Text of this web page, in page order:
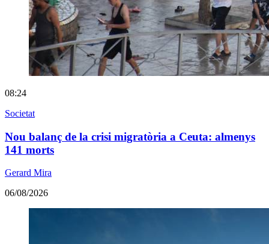
08:24
Societat
Nou balanç de la crisi migratòria a Ceuta: almenys
141 morts
Gerard Mira
06/08/2026